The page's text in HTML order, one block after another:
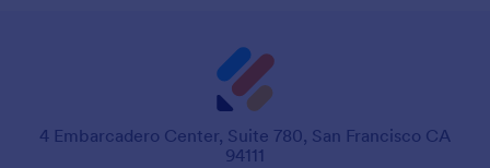
4 Embarcadero Center, Suite 780, San Francisco CA
94111